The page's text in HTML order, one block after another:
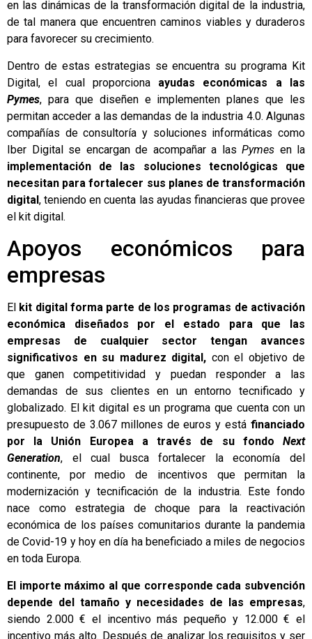
en las dinámicas de la transformación digital de la industria,
de tal manera que encuentren caminos viables y duraderos
para favorecer su crecimiento.
Dentro de estas estrategias se encuentra su programa Kit
Digital, el cual proporciona ayudas económicas a las
Pymes, para que diseñen e implementen planes que les
permitan acceder a las demandas de la industria 4.0. Algunas
compañías de consultoría y soluciones informáticas como
Iber Digitalse encargan de acompañar a las Pymes en la
implementación de las soluciones tecnológicas que
necesitan para fortalecer sus planes de transformación
digital, teniendo en cuenta las ayudas financieras que provee
el kit digital.
Apoyos económicos para
empresas
El kit digital forma parte de los programas de activación
económica diseñados por el estado para que las
empresas de cualquier sector tengan avances
significativos en su madurez digital, con el objetivo de
que ganen competitividad y puedan responder a las
demandas de sus clientes en un entorno tecnificado y
globalizado. El kit digital es un programa que cuenta con un
presupuesto de 3.067 millones de euros y está financiado
por la Unión Europea a través de su fondo Next
Generation, el cual busca fortalecer la economía del
continente, por medio de incentivos que permitan la
modernización y tecnificación de la industria. Este fondo
nace como estrategia de choque para la reactivación
económica de los países comunitarios durante la pandemia
de Covid-19 y hoy en día ha beneficiado a miles de negocios
en toda Europa.
El importe máximo al que corresponde cada subvención
depende del tamaño y necesidades de las empresas,
siendo 2.000 € el incentivo más pequeño y 12.000 € el
incentivo más alto. Después de analizar los requisitos y ser